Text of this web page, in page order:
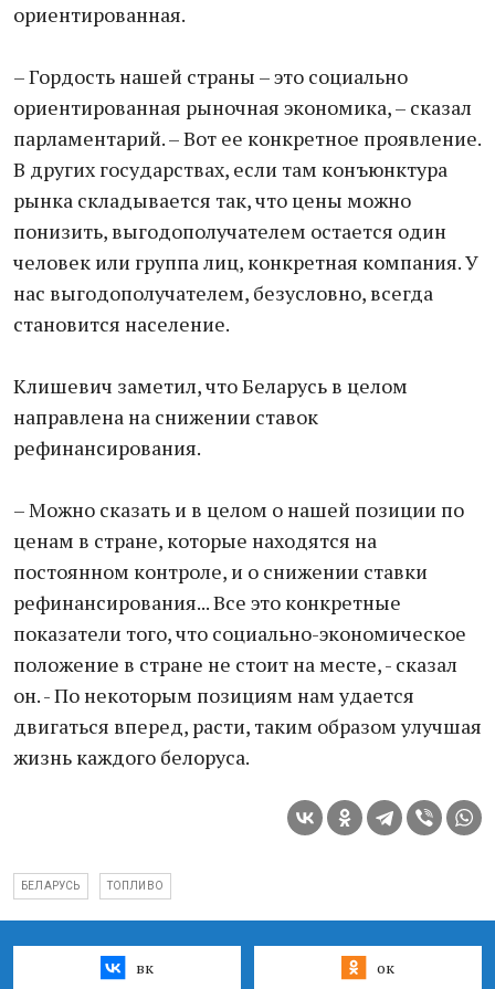
ориентированная.
– Гордость нашей страны – это социально
ориентированная рыночная экономика, – сказал
парламентарий. – Вот ее конкретное проявление.
В других государствах, если там конъюнктура
рынка складывается так, что цены можно
понизить, выгодополучателем остается один
человек или группа лиц, конкретная компания. У
нас выгодополучателем, безусловно, всегда
становится население.
Клишевич заметил, что Беларусь в целом
направлена на снижении ставок
рефинансирования.
– Можно сказать и в целом о нашей позиции по
ценам в стране, которые находятся на
постоянном контроле, и о снижении ставки
рефинансирования... Все это конкретные
показатели того, что социально-экономическое
положение в стране не стоит на месте, - сказал
он. - По некоторым позициям нам удается
двигаться вперед, расти, таким образом улучшая
жизнь каждого белоруса.
БЕЛАРУСЬ ТОПЛИВО
вк ок